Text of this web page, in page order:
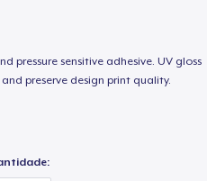
pressure sensitive adhesive. UV gloss
preserve design print quality.